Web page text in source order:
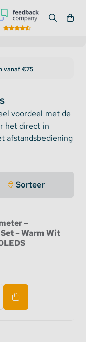
vanaf €75
voordeel met de
het direct in
afstandsbediening
Sorteer
–
– Warm Wit